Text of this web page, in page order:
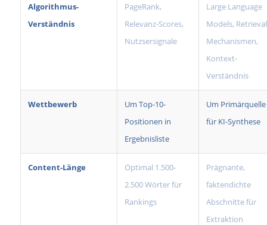
Algorithmus-
Verständnis
PageRank,
Relevanz-Scores,
Nutzsersignale
Large Language
Models,
Mechanismen,
Kontext-
Verständnis
Wettbewerb
Um Top-10-
Positionen in
Ergebnisliste
Um Primärquelle
für KI-Synthese
Content-Länge
Optimal 1.500-
2.500 Wörter für
Rankings
Prägnante,
faktendichte
Abschnitte für
Extraktion